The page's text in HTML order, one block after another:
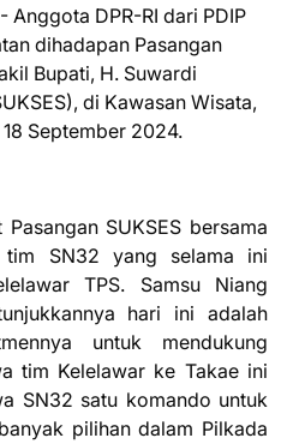
- Anggota DPR-RI dari PDIP
dihadapan Pasangan
Bupati, H. Suwardi
di Kawasan Wisata,
September 2024.
SUKSES bersama
tim SN32 yang selama ini
TPS. Samsu Niang
hari ini adalah
untuk mendukung
tim Kelelawar ke Takae ini
SN32 satu komando untuk
pilihan dalam Pilkada